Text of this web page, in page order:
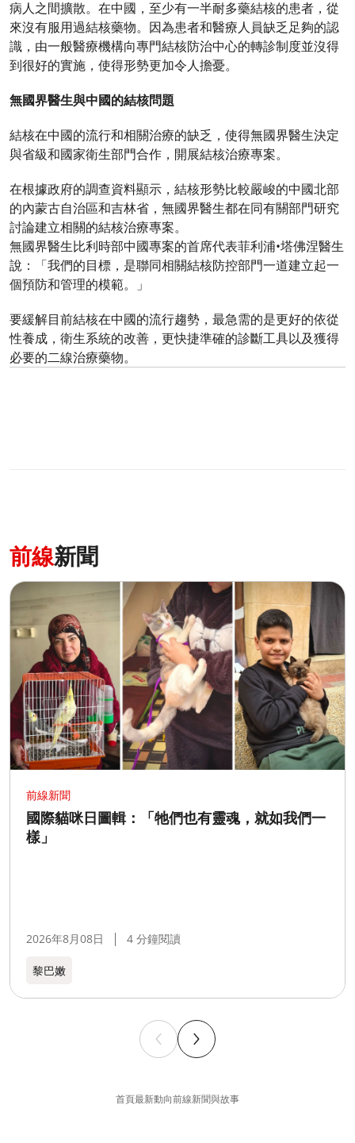
病人之間擴散。在中國，至少有一半耐多藥結核的患者，從
來沒有服用過結核藥物。因為患者和醫療人員缺乏足夠的認
識，由一般醫療機構向專門結核防治中心的轉診制度並沒得
到很好的實施，使得形勢更加令人擔憂。
無國界醫生與中國的結核問題
結核在中國的流行和相關治療的缺乏，使得無國界醫生決定
與省級和國家衛生部門合作，開展結核治療專案。
在根據政府的調查資料顯示，結核形勢比較嚴峻的中國北部
的內蒙古自治區和吉林省，無國界醫生都在同有關部門研究
討論建立相關的結核治療專案。
無國界醫生比利時部中國專案的首席代表菲利浦•塔佛涅醫生
說：「我們的目標，是聯同相關結核防控部門一道建立起一
個預防和管理的模範。」
要緩解目前結核在中國的流行趨勢，最急需的是更好的依從
性養成，衛生系統的改善，更快捷準確的診斷工具以及獲得
必要的二線治療藥物。
前線新聞
前線新聞
國際貓咪日圖輯：「牠們也有靈魂，就如我們一
樣」
2026年8月08日 4 分鐘閱讀
黎巴嫩​
首頁最新動向前線新聞與故事